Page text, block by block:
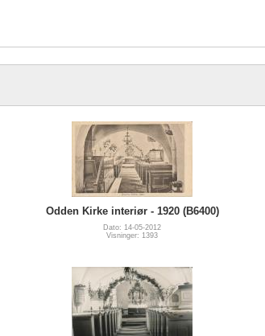
Odden Kirke interiør - 1920 (B6400)
Dato: 14-05-2012
Visninger: 1393